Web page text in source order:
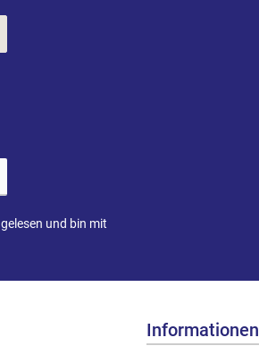
gelesen und bin mit
Informationen